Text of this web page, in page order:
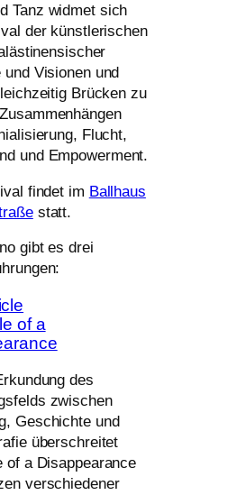
Tanz wid­met sich
der künstlerischen
und Visionen und
Brücken zu
Flucht,
und Empowerment.
fin­det im Ballhaus
statt.
gibt es drei
of a
des
zwi­schen
Geschichte und
überschreitet
of a Disappearance
ver­schie­de­ner